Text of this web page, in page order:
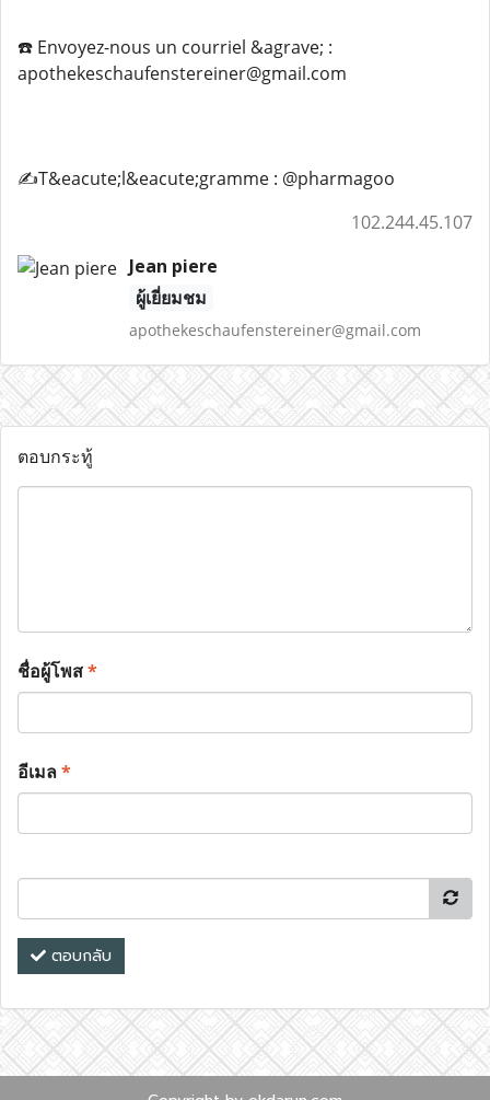
☎️ Envoyez-nous un courriel &agrave; :
apothekeschaufenstereiner@gmail.com
✍️T&eacute;l&eacute;gramme : @pharmagoo
102.244.45.107
Jean piere
ผู้เยี่ยมชม
apothekeschaufenstereiner@gmail.com
ตอบกระทู้
ชื่อผู้โพส*
อีเมล*
ตอบกลับ